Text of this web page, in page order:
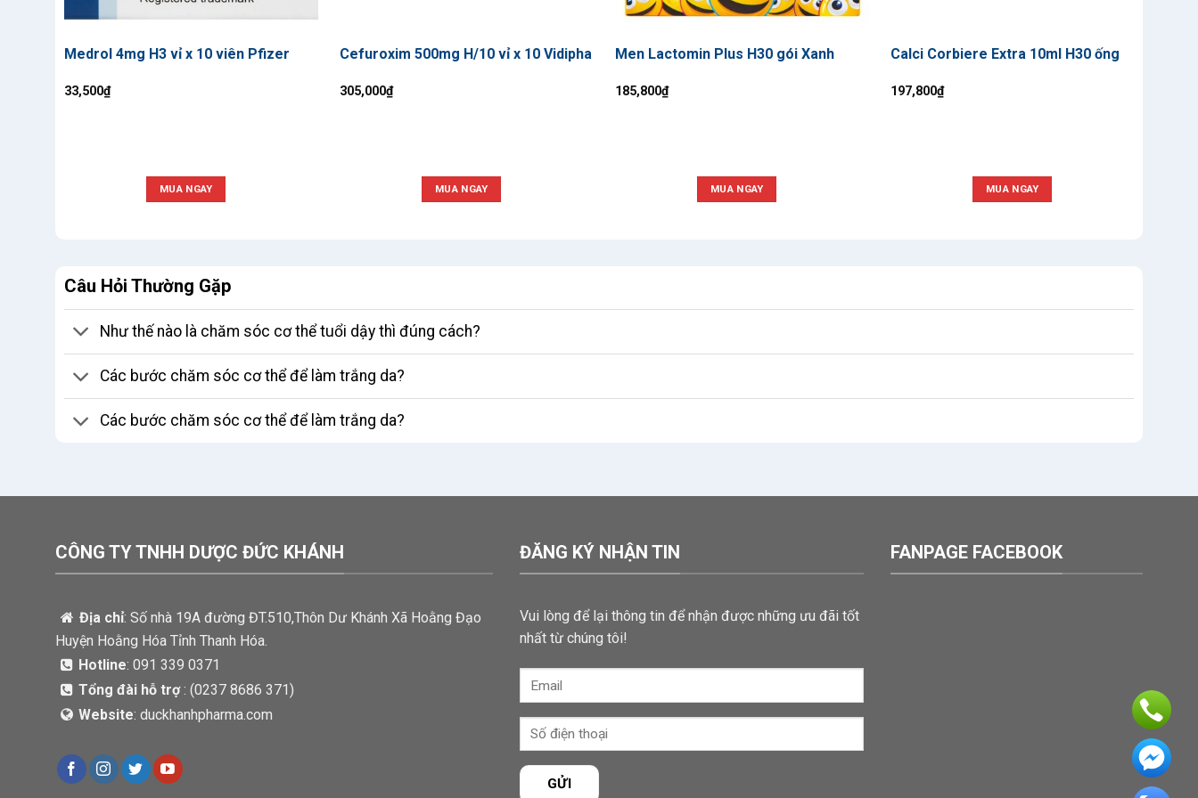
Medrol 4mg H3 vỉ x 10 viên Pfizer
33,500₫
MUA NGAY
Cefuroxim 500mg H/10 vỉ x 10 Vidipha
305,000₫
MUA NGAY
Men Lactomin Plus H30 gói Xanh
185,800₫
MUA NGAY
Calci Corbiere Extra 10ml H30 ống
197,800₫
MUA NGAY
Câu Hỏi Thường Gặp
Như thế nào là chăm sóc cơ thể tuổi dậy thì đúng cách?
Các bước chăm sóc cơ thể để làm trắng da?
Các bước chăm sóc cơ thể để làm trắng da?
CÔNG TY TNHH DƯỢC ĐỨC KHÁNH
Địa chỉ: Số nhà 19A đường ĐT.510,Thôn Dư Khánh Xã Hoằng Đạo
Huyện Hoằng Hóa Tỉnh Thanh Hóa.
Hotline: 091 339 0371
Tổng đài hỗ trợ: (0237 8686 371)
Website: duckhanhpharma.com
ĐĂNG KÝ NHẬN TIN
Vui lòng để lại thông tin để nhận được những ưu đãi tốt
nhất từ chúng tôi!
FANPAGE FACEBOOK